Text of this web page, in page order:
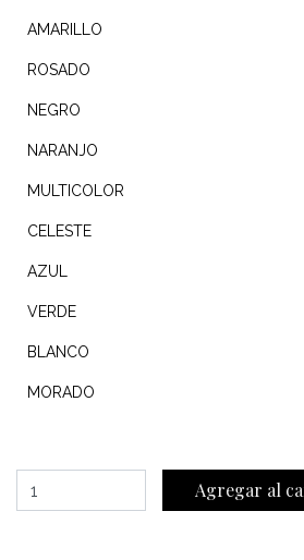
AMARILLO
ROSADO
NEGRO
NARANJO
MULTICOLOR
CELESTE
AZUL
VERDE
BLANCO
MORADO